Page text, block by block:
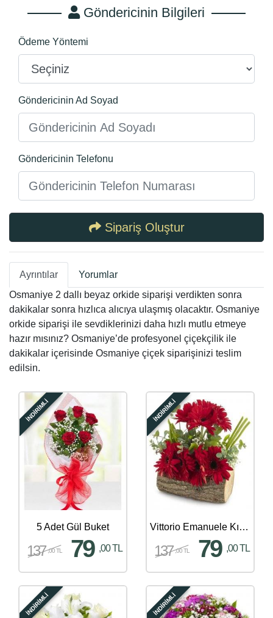
Göndericinin Bilgileri
Ödeme Yöntemi
Göndericinin Ad Soyad
Göndericinin Telefonu
Sipariş Oluştur
Ayrıntılar
Yorumlar
Osmaniye 2 dallı beyaz orkide siparişi verdikten sonra
dakikalar sonra hızlıca alıcıya ulaşmış olacaktır. Osmaniye
orkide siparişi ile sevdiklerinizi daha hızlı mutlu etmeye
hazır mısınız? Osmaniye’de profesyonel çiçekçilik ile
dakikalar içerisinde Osmaniye çiçek siparişinizi teslim
edilsin.
İNDİRİMLİ
5 Adet Gül Buket
137 ,00 TL 79 ,00 TL
İNDİRİMLİ
Vittorio Emanuele Kırmızı Gerbera Aranjmanı
137 ,00 TL 79 ,00 TL
İNDİRİMLİ İNDİRİMLİ